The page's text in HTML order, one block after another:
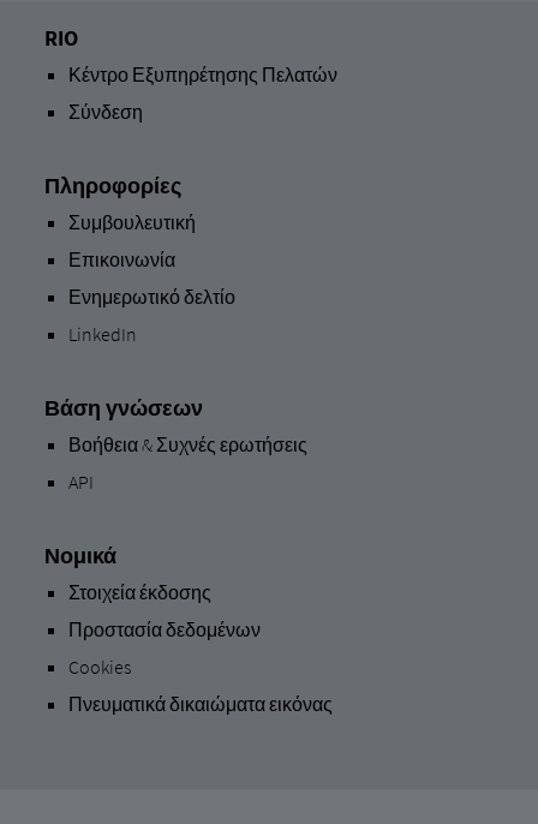
RIO
Κέντρο Εξυπηρέτησης Πελατών
Σύνδεση
Πληροφορίες
Συμβουλευτική
Επικοινωνία
Ενημερωτικό δελτίο
LinkedIn
Βάση γνώσεων
Βοήθεια & Συχνές ερωτήσεις
API
Νομικά
Στοιχεία έκδοσης
Προστασία δεδομένων
Cookies
Πνευματικά δικαιώματα εικόνας